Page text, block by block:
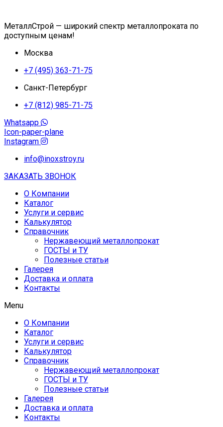
МеталлСтрой — широкий спектр металлопроката по
доступным ценам!
Москва
+7 (495) 363-71-75
Санкт-Петербург
+7 (812) 985-71-75
Whatsapp
Icon-paper-plane
Instagram
info@inoxstroy.ru
ЗАКАЗАТЬ ЗВОНОК
О Компании
Каталог
Услуги и сервис
Калькулятор
Справочник
Нержавеющий металлопрокат
ГОСТЫ и ТУ
Полезные статьи
Галерея
Доставка и оплата
Контакты
Menu
О Компании
Каталог
Услуги и сервис
Калькулятор
Справочник
Нержавеющий металлопрокат
ГОСТЫ и ТУ
Полезные статьи
Галерея
Доставка и оплата
Контакты